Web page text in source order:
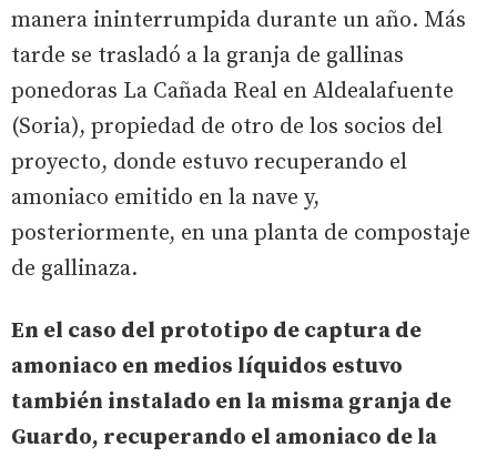
manera ininterrumpida durante un año. Más
tarde se trasladó a la granja de gallinas
ponedoras La Cañada Real en Aldealafuente
(Soria), propiedad de otro de los socios del
proyecto, donde estuvo recuperando el
amoniaco emitido en la nave y,
posteriormente, en una planta de compostaje
de gallinaza.
En el caso del prototipo de captura de
amoniaco en medios líquidos estuvo
también instalado en la misma granja de
Guardo, recuperando el amoniaco de la